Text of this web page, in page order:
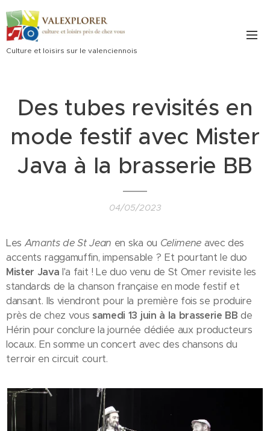
Culture et loisirs sur le valenciennois
Des tubes revisités en
mode festif avec Mister
Java à la brasserie BB
04/05/2023
Les Amants de St Jean en ska ou Celimeneavec des
accents raggamuffin, impensable ? Et pourtant le duo
Mister Java l'a fait ! Le duo venu de St Omer revisite les
standards de la chanson française en mode festif et
dansant. Ils viendront pour la première fois se produire
près de chez voussamedi 13 juin à la brasserie BB de
Hérin pour conclure la journée dédiée aux producteurs
locaux. En somme un concert avec des chansons du
terroir en circuit court.